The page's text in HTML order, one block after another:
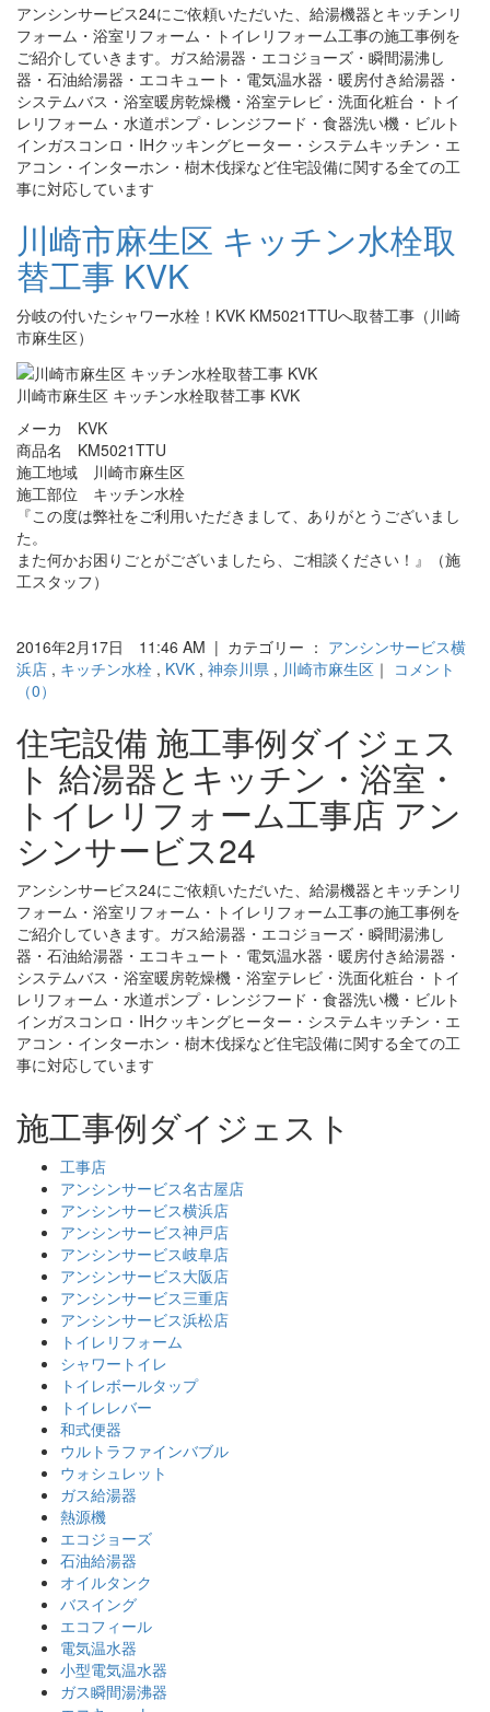
アンシンサービス24にご依頼いただいた、給湯機器とキッチンリ
フォーム・浴室リフォーム・トイレリフォーム工事の施工事例を
ご紹介していきます。ガス給湯器・エコジョーズ・瞬間湯沸し
器・石油給湯器・エコキュート・電気温水器・暖房付き給湯器・
システムバス・浴室暖房乾燥機・浴室テレビ・洗面化粧台・トイ
レリフォーム・水道ポンプ・レンジフード・食器洗い機・ビルト
インガスコンロ・IHクッキングヒーター・システムキッチン・エ
アコン・インターホン・樹木伐採など住宅設備に関する全ての工
事に対応しています
川崎市麻生区 キッチン水栓取
替工事 KVK
分岐の付いたシャワー水栓！KVK KM5021TTUへ取替工事（川崎
市麻生区）
川崎市麻生区 キッチン水栓取替工事 KVK
メーカ KVK
商品名 KM5021TTU
施工地域 川崎市麻生区
施工部位 キッチン水栓
『この度は弊社をご利用いただきまして、ありがとうございまし
た。
また何かお困りごとがございましたら、ご相談ください！』（施
工スタッフ）
2016年2月17日 11:46 AM | カテゴリー ： アンシンサービス横
浜店 , キッチン水栓 , KVK , 神奈川県 , 川崎市麻生区 ｜ コメント
（0）
住宅設備 施工事例ダイジェス
ト 給湯器とキッチン・浴室・
トイレリフォーム工事店 アン
シンサービス24
アンシンサービス24にご依頼いただいた、給湯機器とキッチンリ
フォーム・浴室リフォーム・トイレリフォーム工事の施工事例を
ご紹介していきます。ガス給湯器・エコジョーズ・瞬間湯沸し
器・石油給湯器・エコキュート・電気温水器・暖房付き給湯器・
システムバス・浴室暖房乾燥機・浴室テレビ・洗面化粧台・トイ
レリフォーム・水道ポンプ・レンジフード・食器洗い機・ビルト
インガスコンロ・IHクッキングヒーター・システムキッチン・エ
アコン・インターホン・樹木伐採など住宅設備に関する全ての工
事に対応しています
施工事例ダイジェスト
工事店
アンシンサービス名古屋店
アンシンサービス横浜店
アンシンサービス神戸店
アンシンサービス岐阜店
アンシンサービス大阪店
アンシンサービス三重店
アンシンサービス浜松店
トイレリフォーム
シャワートイレ
トイレボールタップ
トイレレバー
和式便器
ウルトラファインバブル
ウォシュレット
ガス給湯器
熱源機
エコジョーズ
石油給湯器
オイルタンク
バスイング
エコフィール
電気温水器
小型電気温水器
ガス瞬間湯沸器